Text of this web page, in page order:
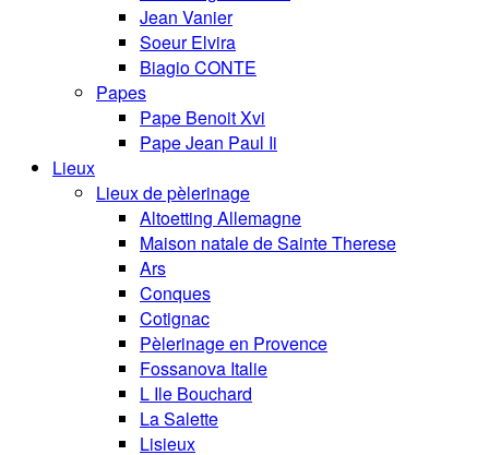
Jean Vanier
Soeur Elvira
Biagio CONTE
Papes
Pape Benoit Xvi
Pape Jean Paul Ii
Lieux
Lieux de pèlerinage
Altoetting Allemagne
Maison natale de Sainte Therese
Ars
Conques
Cotignac
Pèlerinage en Provence
Fossanova Italie
L Ile Bouchard
La Salette
Lisieux